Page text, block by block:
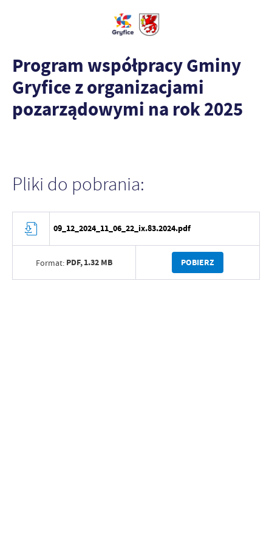
Program współpracy Gminy
Gryfice z organizacjami
pozarządowymi na rok 2025
Pliki do pobrania:
09_12_2024_11_06_22_ix.83.2024.pdf
Format: PDF,1.32 MB POBIERZ